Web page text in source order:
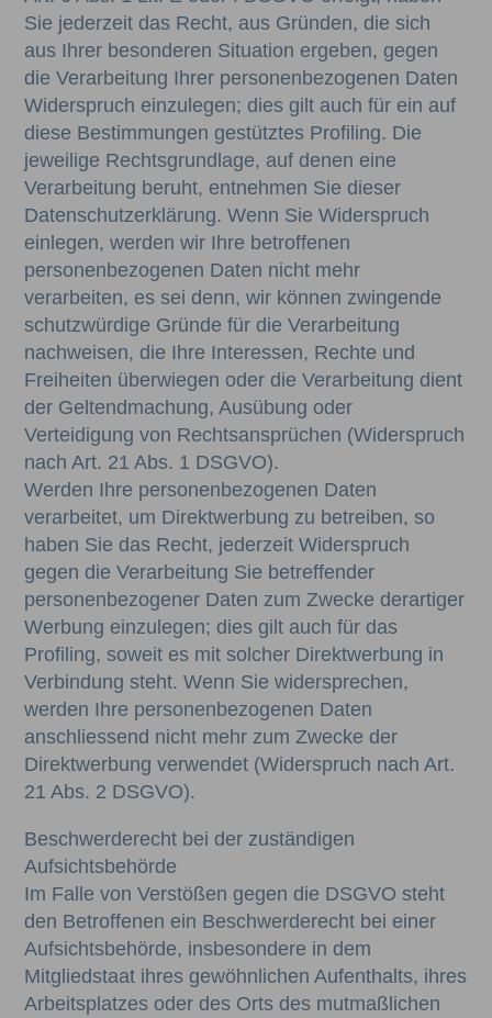
Sie jederzeit das Recht, aus Gründen, die sich
aus Ihrer besonderen Situation ergeben, gegen
die Verarbeitung Ihrer personenbezogenen Daten
Widerspruch einzulegen; dies gilt auch für ein auf
diese Bestimmungen gestütztes Profiling. Die
jeweilige Rechtsgrundlage, auf denen eine
Verarbeitung beruht, entnehmen Sie dieser
Datenschutzerklärung. Wenn Sie Widerspruch
einlegen, werden wir Ihre betroffenen
personenbezogenen Daten nicht mehr
verarbeiten, es sei denn, wir können zwingende
schutzwürdige Gründe für die Verarbeitung
nachweisen, die Ihre Interessen, Rechte und
Freiheiten überwiegen oder die Verarbeitung dient
der Geltendmachung, Ausübung oder
Verteidigung von Rechtsansprüchen (Widerspruch
nach Art. 21 Abs. 1 DSGVO).
Werden Ihre personenbezogenen Daten
verarbeitet, um Direktwerbung zu betreiben, so
haben Sie das Recht, jederzeit Widerspruch
gegen die Verarbeitung Sie betreffender
personenbezogener Daten zum Zwecke derartiger
Werbung einzulegen; dies gilt auch für das
Profiling, soweit es mit solcher Direktwerbung in
Verbindung steht. Wenn Sie widersprechen,
werden Ihre personenbezogenen Daten
anschliessend nicht mehr zum Zwecke der
Direktwerbung verwendet (Widerspruch nach Art.
21 Abs. 2 DSGVO).
Beschwerderecht bei der zuständigen
Aufsichtsbehörde
Im Falle von Verstößen gegen die DSGVO steht
den Betroffenen ein Beschwerderecht bei einer
Aufsichtsbehörde, insbesondere in dem
Mitgliedstaat ihres gewöhnlichen Aufenthalts, ihres
Arbeitsplatzes oder des Orts des mutmaßlichen